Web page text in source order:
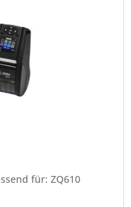
für: ZQ610